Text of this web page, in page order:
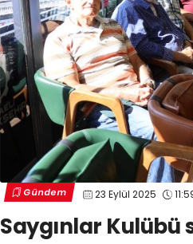
Gündem 23 Eylül 2025
Saygınlar Kulübü